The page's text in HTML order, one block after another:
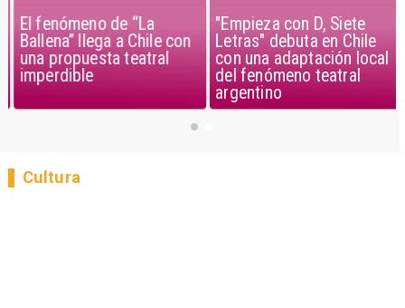
El fenómeno de “La
Ballena” llega a Chile con
una propuesta teatral
imperdible
"Empieza con D, Siete
Letras" debuta en Chile
con una adaptación local
del fenómeno teatral
argentino
Cultura